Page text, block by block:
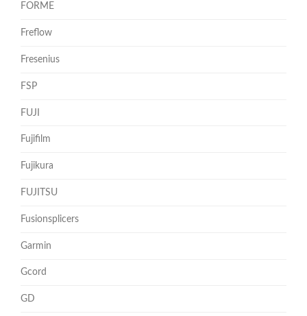
FORME
Freflow
Fresenius
FSP
FUJI
Fujifilm
Fujikura
FUJITSU
Fusionsplicers
Garmin
Gcord
GD